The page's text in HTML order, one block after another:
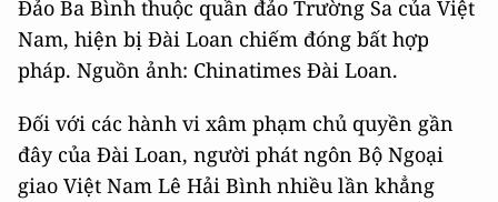
Đảo Ba Bình thuộc quần đảo Trường Sa của Việt
Nam, hiện bị Đài Loan chiếm đóng bất hợp
pháp. Nguồn ảnh: Chinatimes Đài Loan.
Đối với các hành vi xâm phạm chủ quyền gần
đây của Đài Loan, người phát ngôn Bộ Ngoại
giao Việt Nam Lê Hải Bình nhiều lần khẳng